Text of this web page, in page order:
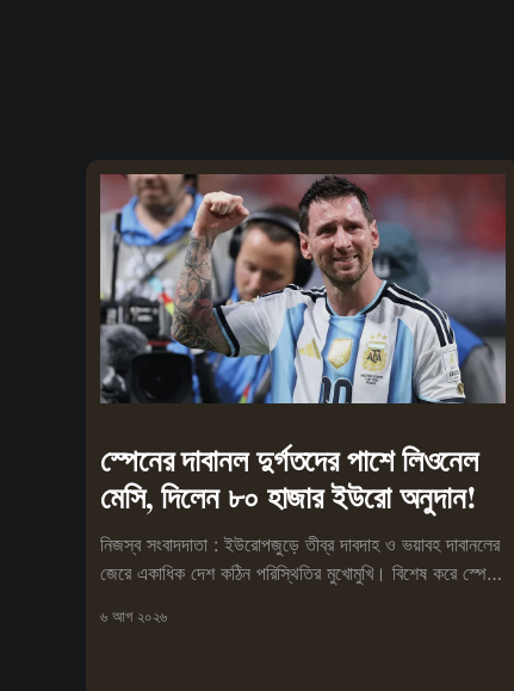
স্পেনের দাবানল দুর্গতদের পাশে লিওনেল
মেসি, দিলেন ৮০ হাজার ইউরো অনুদান!
নিজস্ব সংবাদদাতা : ইউরোপজুড়ে তীব্র দাবদাহ ও ভয়াবহ দাবানলের
জেরে একাধিক দেশ কঠিন পরিস্থিতির মুখোমুখি। বিশেষ করে স্পেনে
৬ আগ ২০২৬